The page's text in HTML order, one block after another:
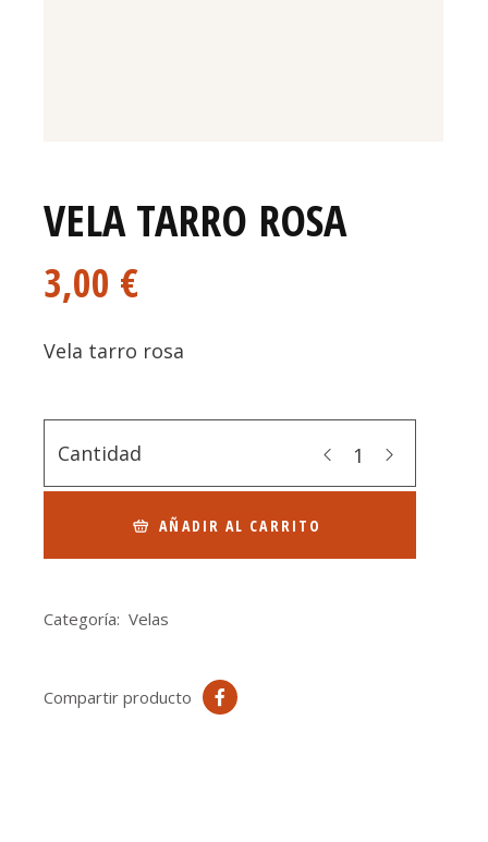
VELA TARRO ROSA
3,00 €
Vela tarro rosa
Cantidad
AÑADIR AL CARRITO
Categoría: Velas
Compartir producto